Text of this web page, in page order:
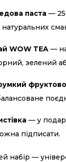
паста —
натуральних
WOW TEA —
зелений
— у
підписати.
набір —